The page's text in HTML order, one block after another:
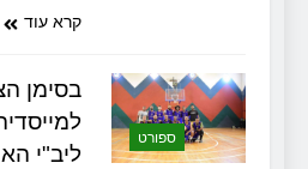
קרא עוד
ספורט
בסימן
ליב"י